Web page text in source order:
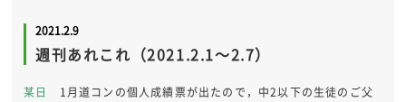
2021.2.9
週刊あれこれ（2021.2.1～2.7）
某日
1月道コンの個人成績票が出たので，中2以下の生徒のご父